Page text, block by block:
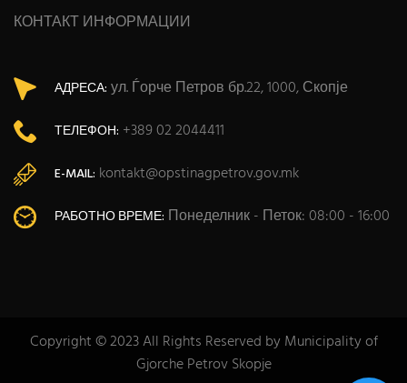
КОНТАКТ ИНФОРМАЦИИ
АДРЕСА: ул. Ѓорче Петров бр.22, 1000, Скопје
ТЕЛЕФОН: +389 02 2044411
E-MAIL: kontakt@opstinagpetrov.gov.mk
РАБОТНО ВРЕМЕ: Понеделник - Петок: 08:00 - 16:00
Copyright © 2023 All Rights Reserved by Municipality of
Gjorche Petrov Skopje